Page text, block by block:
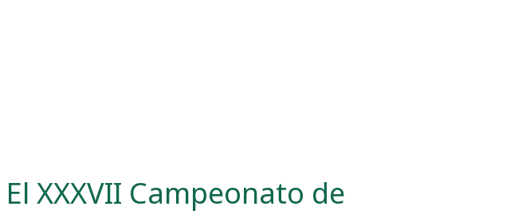
El XXXVII Campeonato de